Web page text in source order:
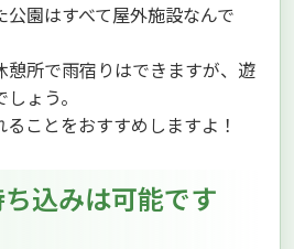
園はすべて屋外施設なんで
憩所で雨宿りはできますが、遊
ょう。
ことをおすすめしますよ！
込みは可能です